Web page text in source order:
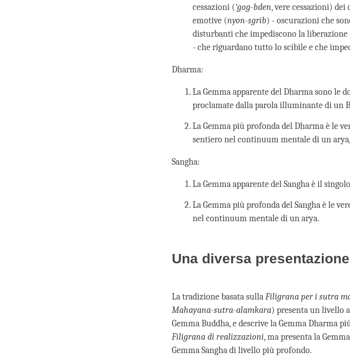
cessazioni (‘gog-bden, vere cessazioni)
emotive (nyon-sgrib) - oscurazioni che
disturbanti che impediscono la
- che riguardano tutto lo scibile e che
Dharma:
La Gemma apparente del Dharma sono le
proclamate dalla parola illuminante di un
La Gemma più profonda del Dharma è le
sentiero nel continuum mentale di un
Sangha:
La Gemma apparente del Sangha è il
La Gemma più profonda del Sangha è le
nel continuum mentale di un arya.
Una diversa presentazione
La tradizione basata sullaFiligrana per i sutra
Mahayana-sutra-alamkara) presenta un livello
Gemma Buddha, e descrive la Gemma Dharma
Filigrana di realizzazioni, ma presenta la
Gemma Sangha di livello più profondo.